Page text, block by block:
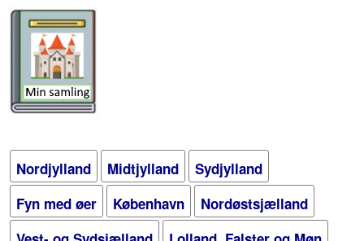
Nordjylland Midtjylland
Sydjylland
Fyn med øer
København
Nordøstsjælland